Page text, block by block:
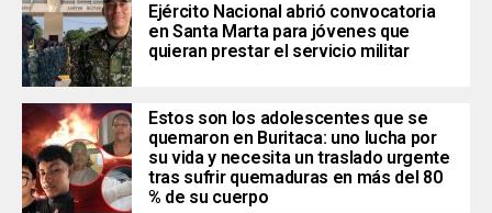
Ejército Nacional abrió convocatoria
en Santa Marta para jóvenes que
quieran prestar el servicio militar
Estos son los adolescentes que se
quemaron en Buritaca: uno lucha por
su vida y necesita un traslado urgente
tras sufrir quemaduras en más del 80
% de su cuerpo